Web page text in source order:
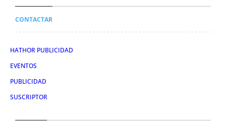
CONTACTAR
HATHOR PUBLICIDAD
EVENTOS
PUBLICIDAD
SUSCRIPTOR